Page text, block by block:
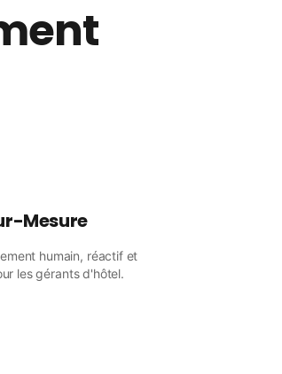
Mesure
humain, réactif et
les gérants d'hôtel.